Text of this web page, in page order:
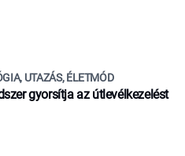
UTAZÁS, ÉLETMÓD
gyorsítja az útlevélkezelést